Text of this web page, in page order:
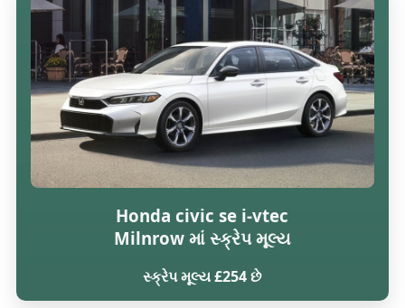
Honda civic se i-vtec
Milnrow માં સ્ક્રેપ મૂલ્ય
સ્ક્રેપ મૂલ્ય £254 છે